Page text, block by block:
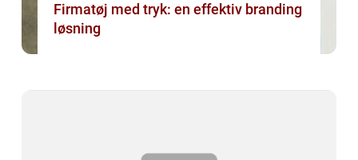
Firmatøj med tryk: en effektiv branding
løsning